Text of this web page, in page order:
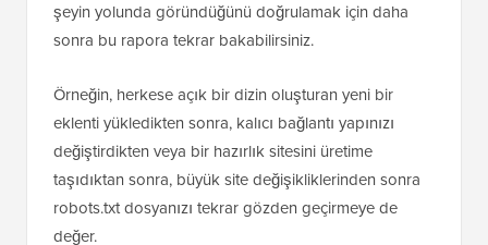
bir sürümünü günde yaklaşık bir kez otomatik olarak
kontrol eder.
Google'ın en son değişikliklerinizi aldığını ve her
şeyin yolunda göründüğünü doğrulamak için daha
sonra bu rapora tekrar bakabilirsiniz.
Örneğin, herkese açık bir dizin oluşturan yeni bir
eklenti yükledikten sonra, kalıcı bağlantı yapınızı